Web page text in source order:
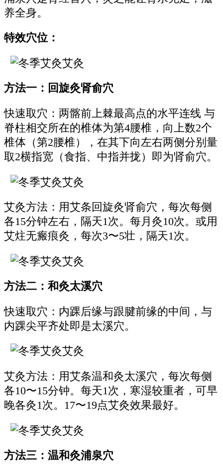
养全身。
特效穴位：
方法一：回旋灸肾俞穴
快速取穴：两髂前上棘最高点的水平连线 与
脊柱相交所在的椎体为第4腰椎，向上数2个
椎体（第2腰椎），在其下向左右两侧分别量
取2横指宽（食指、中指并拢）即为肾俞穴。
艾灸方法：用艾条回旋灸肾俞穴，每次每侧
各15分钟左右，隔天1次。每月灸10次。或用
艾炷无瘢痕灸，每次3〜5壮，隔天1次。
方法二：和灸太溪穴
快速取穴：内踝后缘与跟腱前缘的中间，与
内踝尖平齐处即是太溪穴。
艾灸方法：用艾条温和灸太溪穴，每次每侧
各10〜15分钟。每天1次，寒湿较重者，可早
晚各灸1次。17〜19点艾灸效果最好。
方法三：温和灸浦泉穴